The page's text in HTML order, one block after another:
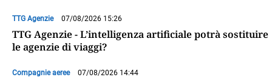
TTG Agenzie 07/08/2026 15:26
TTG Agenzie - L’intelligenza artificiale potrà sostituire
le agenzie di viaggi?
Compagnie aeree 07/08/2026 14:44